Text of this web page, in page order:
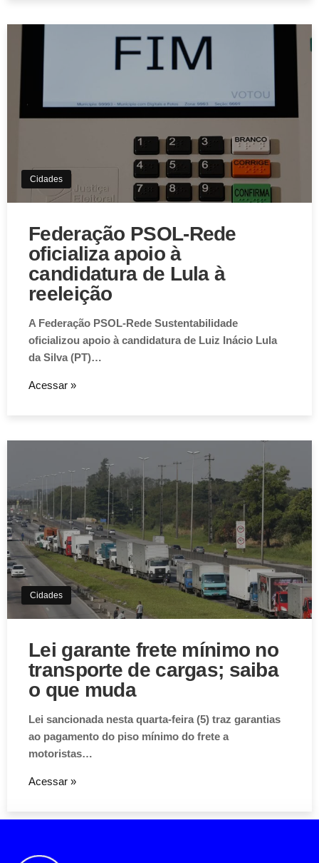
Aviso de Cookies!
Este website utiliza Cookies. Usamos cookies, garantindo
experiência única em nosso site.
TSE cria conselho para
monitorar desinformação e
IA nas eleições
O Tribunal Superior Eleitoral (TSE) criou nesta
Integridade Informacional…
Acessar »
Cidades
Federação PSOL-Rede
oficializa apoio à
candidatura de Lula à
reeleição
A Federação PSOL-Rede Sustentabilidade
oficializou apoio à candidatura de Luiz Inácio Lula
da Silva (PT)…
Acessar »
Lei garante frete mínimo no